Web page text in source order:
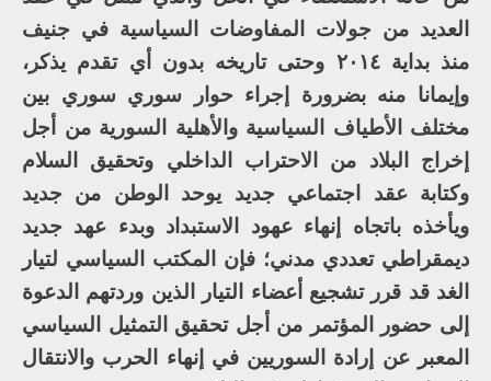
العديد من جولات المفاوضات السياسية في جنيف
منذ بداية ٢٠١٤ وحتى تاريخه بدون أي تقدم يذكر،
وإيمانا منه بضرورة إجراء حوار سوري سوري بين
مختلف الأطياف السياسية والأهلية السورية من أجل
إخراج البلاد من الاحتراب الداخلي وتحقيق السلام
وكتابة عقد اجتماعي جديد يوحد الوطن من جديد
ويأخذه باتجاه إنهاء عهود الاستبداد وبدء عهد جديد
ديمقراطي تعددي مدني؛ فإن المكتب السياسي لتيار
الغد قد قرر تشجيع أعضاء التيار الذين وردتهم الدعوة
إلى حضور المؤتمر من أجل تحقيق التمثيل السياسي
المعبر عن إرادة السوريين في إنهاء الحرب والانتقال